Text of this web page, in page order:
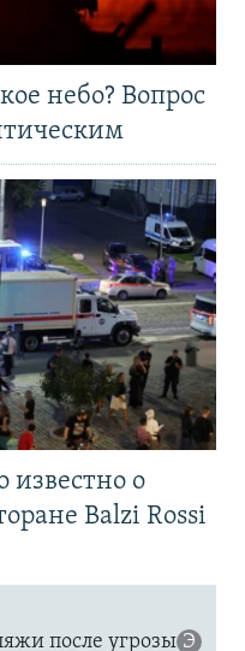
небо? Вопрос
известно о
Balzi Rossi